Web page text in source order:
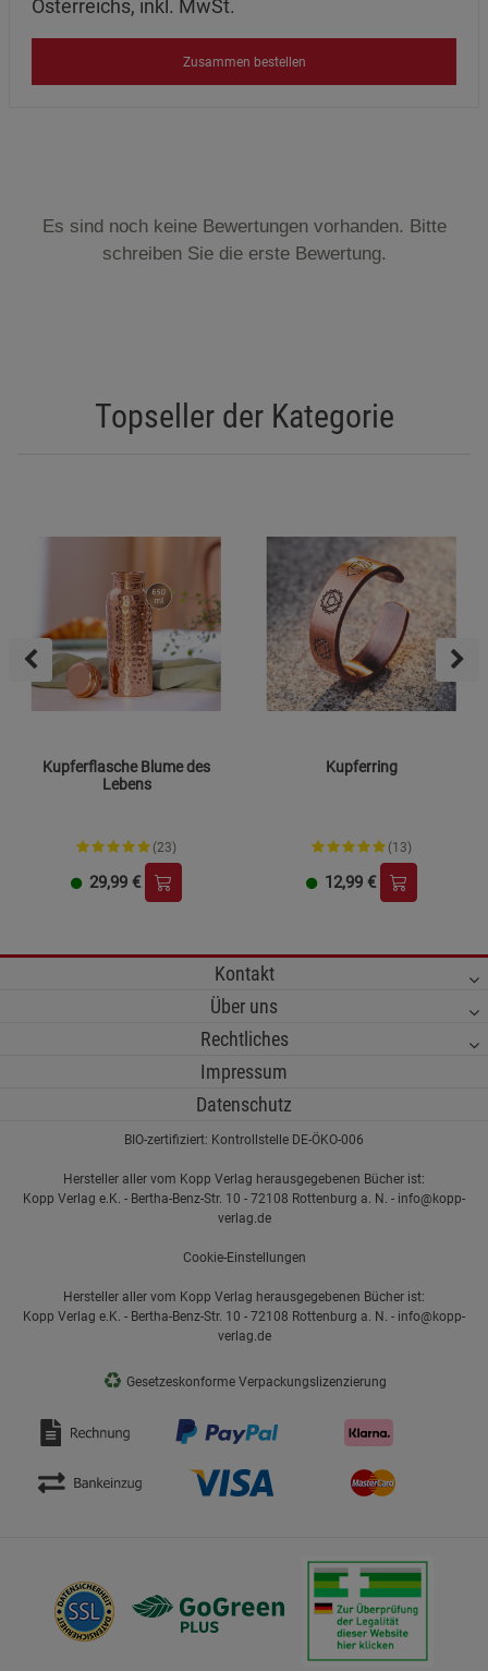
Österreichs, inkl. MwSt.
Zusammen bestellen
Es sind noch keine Bewertungen vorhanden. Bitte
schreiben Sie die erste Bewertung.
Topseller der Kategorie
Kupferflasche Blume des
Lebens
(23)
29,99 €
Kupferring
(13)
12,99 €
Kontakt
Über uns
Rechtliches
Impressum
Datenschutz
BIO-zertifiziert: Kontrollstelle DE-ÖKO-006
Hersteller aller vom Kopp Verlag herausgegebenen Bücher ist:
Kopp Verlag e.K. - Bertha-Benz-Str. 10 - 72108 Rottenburg a. N. - info@kopp-
verlag.de
Cookie-Einstellungen
Hersteller aller vom Kopp Verlag herausgegebenen Bücher ist:
Kopp Verlag e.K. - Bertha-Benz-Str. 10 - 72108 Rottenburg a. N. - info@kopp-
verlag.de
♻ Gesetzeskonforme Verpackungslizenzierung